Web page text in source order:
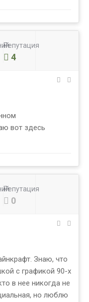
Репутация
4
вот здесь
Репутация
0
Знаю, что
с графикой 90-х
в нее никогда не
но люблю